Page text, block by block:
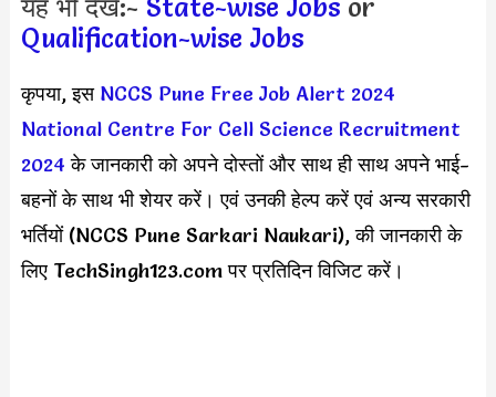
यह भी देखें:- State-wise Jobs or
Qualification-wise Jobs
कृपया, इस NCCS Pune Free Job Alert 2024
National Centre For Cell Science Recruitment
2024 के जानकारी को अपने दोस्तों और साथ ही साथ अपने भाई-
बहनों के साथ भी शेयर करें। एवं उनकी हेल्प करें एवं अन्य सरकारी
भर्तियों (NCCS Pune Sarkari Naukari), की जानकारी के
लिए TechSingh123.com पर प्रतिदिन विजिट करें।